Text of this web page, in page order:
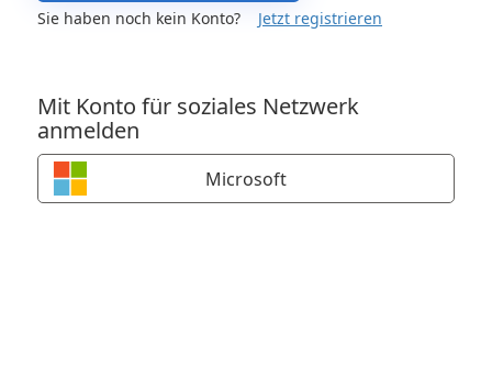
Sie haben noch kein Konto?
Jetzt registrieren
Mit Konto für soziales Netzwerk
anmelden
Microsoft